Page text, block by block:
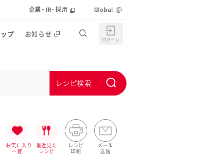
めの特設サイト
ー マヨネーズキッチン
れしい。サラダストック
るポテトサラダ
の商品サイト
キャンペーン・イベント
プ お知らせ
企業・IR・採用
食育活動
Global
m
i
お気に入り
一覧
最近見た
レシピ
レシピ
印刷
メール
送信